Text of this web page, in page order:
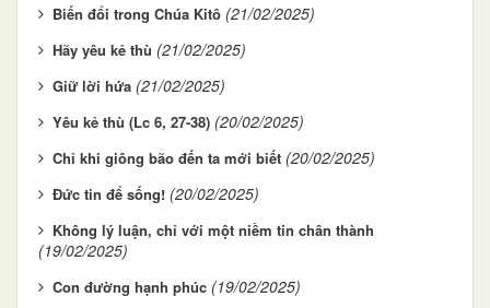
Biến đổi trong Chúa Kitô (21/02/2025)
Hãy yêu kẻ thù (21/02/2025)
Giữ lời hứa (21/02/2025)
Yêu kẻ thù (Lc 6, 27-38) (20/02/2025)
Chỉ khi giông bão đến ta mới biết (20/02/2025)
Đức tin để sống! (20/02/2025)
Không lý luận, chỉ với một niềm tin chân thành
(19/02/2025)
Con đường hạnh phúc (19/02/2025)